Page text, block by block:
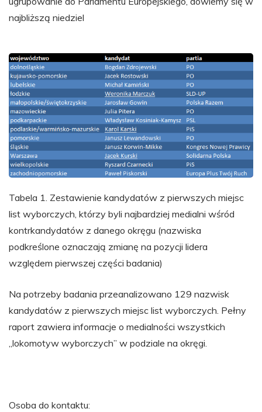
najbliższą niedziel
Tabela 1. Zestawienie kandydatów z pierwszych miejsc
list wyborczych, którzy byli najbardziej medialni wśród
kontrkandydatów z danego okręgu (nazwiska
podkreślone oznaczają zmianę na pozycji lidera
względem pierwszej części badania)
Na potrzeby badania przeanalizowano 129 nazwisk
kandydatów z pierwszych miejsc list wyborczych. Pełny
raport zawiera informacje o medialności wszystkich
„lokomotyw wyborczych” w podziale na okręgi.
Osoba do kontaktu: